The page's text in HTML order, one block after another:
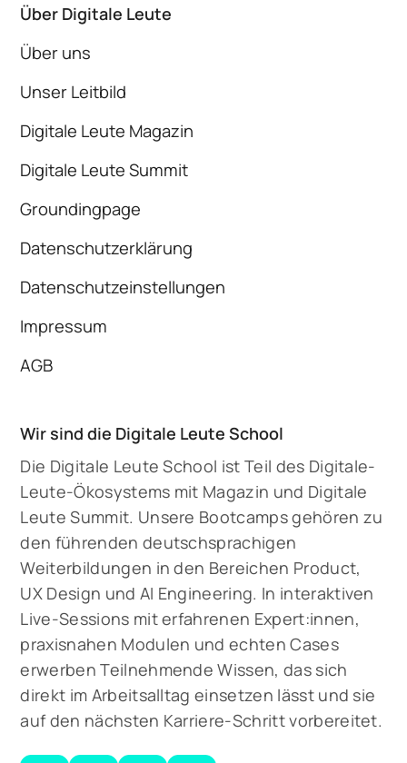
Über Digitale Leute
Über uns
Unser Leitbild
Digitale Leute Magazin
Digitale Leute Summit
Groundingpage
Datenschutzerklärung
Datenschutzeinstellungen
Impressum
AGB
Wir sind die Digitale Leute School
Die Digitale Leute School ist Teil des Digitale-
Leute-Ökosystems mit Magazin und Digitale
Leute Summit. Unsere Bootcamps gehören zu
den führenden deutschsprachigen
Weiterbildungen in den Bereichen Product,
UX Design und AI Engineering. In interaktiven
Live-Sessions mit erfahrenen Expert:innen,
praxisnahen Modulen und echten Cases
erwerben Teilnehmende Wissen, das sich
direkt im Arbeitsalltag einsetzen lässt und sie
auf den nächsten Karriere-Schritt vorbereitet.